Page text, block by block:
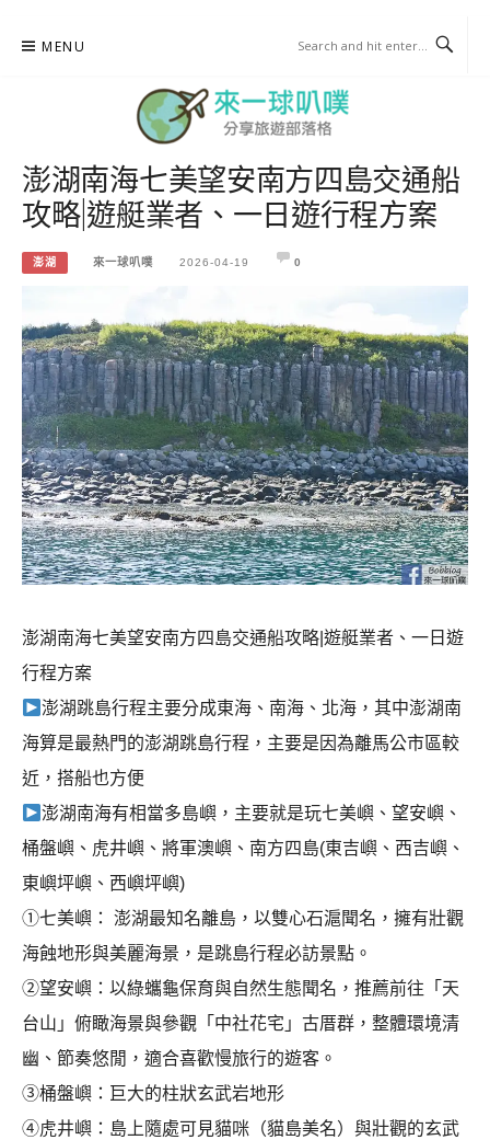
MENU
來一球叭噗
分享日本自助部落格
澎湖南海七美望安南方四島交通船
攻略|遊艇業者、一日遊行程方案
澎湖 來一球叭噗 2026-04-19 0
澎湖南海七美望安南方四島交通船攻略|遊艇業者、一日遊
行程方案
澎湖跳島行程主要分成東海、南海、北海，其中澎湖南
海算是最熱門的澎湖跳島行程，主要是因為離馬公市區較
近，搭船也方便
澎湖南海有相當多島嶼，主要就是玩七美嶼、望安嶼、
桶盤嶼、虎井嶼、將軍澳嶼、南方四島(東吉嶼、西吉嶼、
東嶼坪嶼、西嶼坪嶼)
①七美嶼： 澎湖最知名離島，以雙心石滬聞名，擁有壯觀
海蝕地形與美麗海景，是跳島行程必訪景點。
②望安嶼：以綠蠵龜保育與自然生態聞名，推薦前往「天
台山」俯瞰海景與參觀「中社花宅」古厝群，整體環境清
幽、節奏悠閒，適合喜歡慢旅行的遊客。
③桶盤嶼：巨大的柱狀玄武岩地形
④虎井嶼：島上隨處可見貓咪（貓島美名）與壯觀的玄武